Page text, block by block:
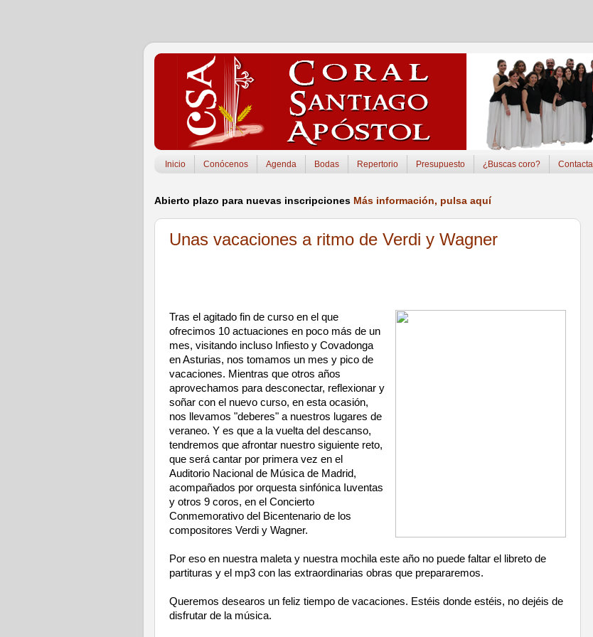
Inicio Conócenos Agenda Bodas Repertorio Presupuesto ¿Buscas coro? Contacta
Abierto plazo para nuevas inscripciones Más información, pulsa aquí
Unas vacaciones a ritmo de Verdi y Wagner
Tras el agitado fin de curso en el que
ofrecimos 10 actuaciones en poco más de un
mes, visitando incluso Infiesto y Covadonga
en Asturias, nos tomamos un mes y pico de
vacaciones. Mientras que otros años
aprovechamos para desconectar, reflexionar y
soñar con el nuevo curso, en esta ocasión,
nos llevamos "deberes" a nuestros lugares de
veraneo. Y es que a la vuelta del descanso,
tendremos que afrontar nuestro siguiente reto,
que será cantar por primera vez en el
Auditorio Nacional de Música de Madrid,
acompañados por orquesta sinfónica Iuventas
y otros 9 coros, en el Concierto
Conmemorativo del Bicentenario de los
compositores Verdi y Wagner.
Por eso en nuestra maleta y nuestra mochila este año no puede faltar el libreto de
partituras y el mp3 con las extraordinarias obras que prepararemos.
Queremos desearos un feliz tiempo de vacaciones. Estéis donde estéis, no dejéis de
disfrutar de la música.